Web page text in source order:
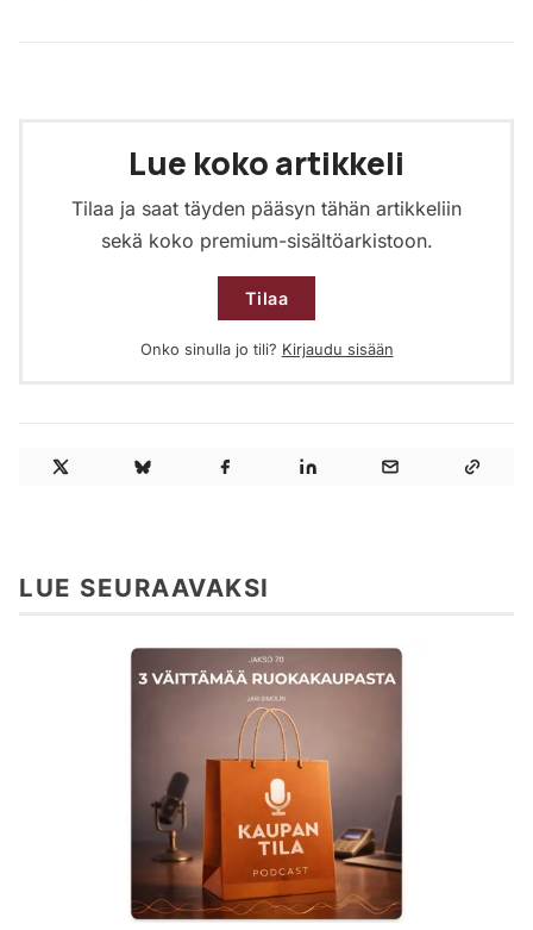
Lue koko artikkeli
Tilaa ja saat täyden pääsyn tähän artikkeliin
sekä koko premium-sisältöarkistoon.
Tilaa
Onko sinulla jo tili? Kirjaudu sisään
LUE SEURAAVAKSI